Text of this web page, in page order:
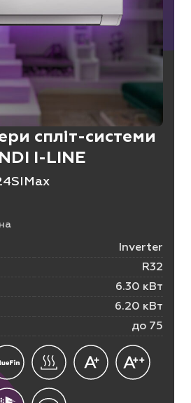
спліт-системи
I-LINE
Inverter
R32
6.30 кВт
6.20 кВт
до 75